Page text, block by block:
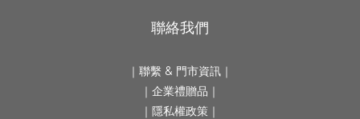
聯絡我們
｜ 聯繫 & 門市資訊 ｜
｜ 企業禮贈品 ｜
｜隱私權政策｜